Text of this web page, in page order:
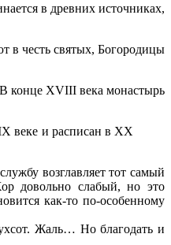
в древних источниках,
в честь святых, Богородицы
В конце XVIII века монастырь
веке и расписан в ХХ
возглавляет тот самый
довольно слабый, но это
как-то по-особенному
Жаль… Но благодать и